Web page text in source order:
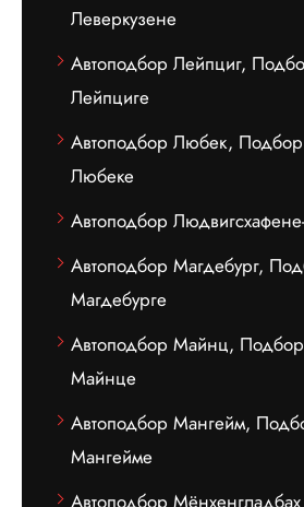
Леверкузене
Автоподбор Лейпциг,
Лейпциге
Автоподбор Любек, Подбор
Любеке
Автоподбор
Автоподбор Магдебург,
Магдебурге
Автоподбор Майнц, Подбор
Майнце
Автоподбор Мангейм,
Мангейме
Автоподбор